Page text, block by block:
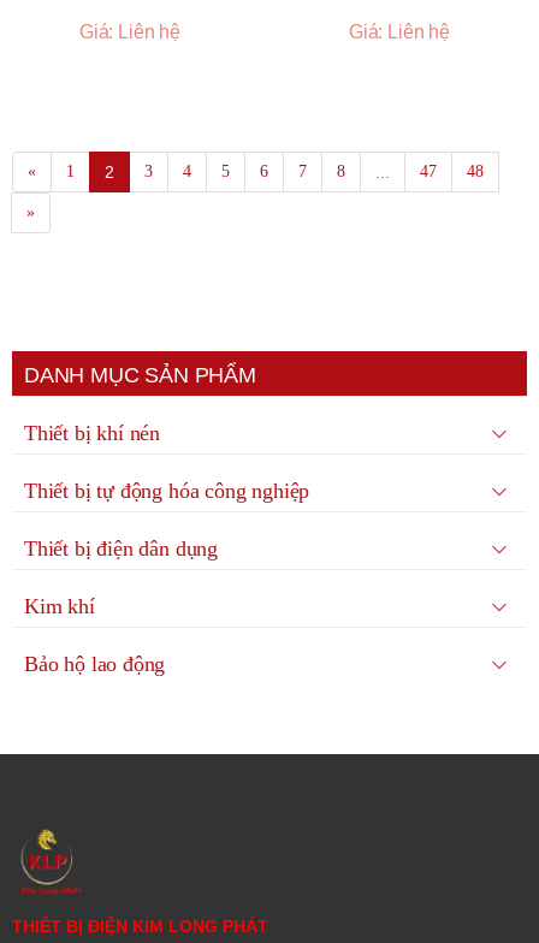
Giá: Liên hệ Giá: Liên hệ
« 1 2 3 4 5 6 7 8 47 48
»
DANH MỤC SẢN PHẨM
Thiết bị khí nén
Thiết bị tự động hóa công nghiệp
Thiết bị điện dân dụng
Kim khí
Bảo hộ lao động
THIẾT BỊ ĐIỆN KIM LONG PHÁT